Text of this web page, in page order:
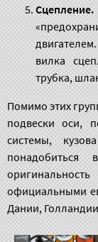
Сцепление.
вилка
трубка,
Помимо этих
подвески оси,
системы,
понадобиться
официальными
Дании,